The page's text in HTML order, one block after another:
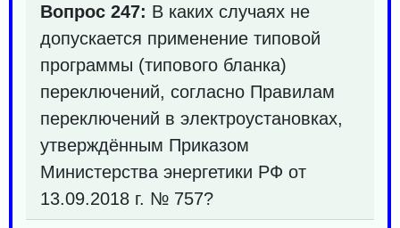
Вопрос 247: В каких случаях не
допускается применение типовой
программы (типового бланка)
переключений, согласно Правилам
переключений в электроустановках,
утверждённым Приказом
Министерства энергетики РФ от
13.09.2018 г. № 757?